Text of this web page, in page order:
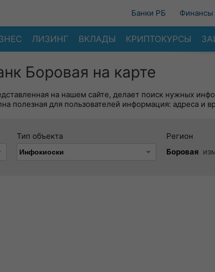
Банки РБ Финансы
ЛИЗИНГ ВКЛАДЫ КРИПТОКУРСЫ
Боровая на карте
на нашем сайте, делает поиск нужных
полезная для пользователей информация: адреса и
Тип объекта
Регион
Боровая